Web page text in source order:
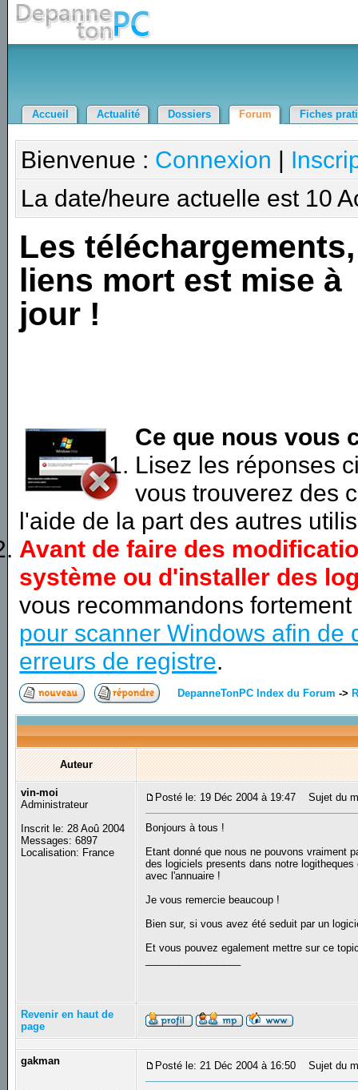
Accueil Actualité Dossiers Forum Fiches
Bienvenue : Connexion |
La date/heure actuelle est 10
Les téléchargements,
liens mort est mise à
jour !
Ce que nous vous
Lisez les réponses
vous trouverez des
l'aide de la part des autres
Avant de faire des
système ou d'installer des
vous recommandons
pour scanner Windows afin de
erreurs de registre.
DepanneTonPC Index du Forum ->
Auteur
vin-moi
Administrateur
Inscrit le: 28 Aoû 2004
Messages: 6897
Localisation: France
Posté le: 19 Déc 2004 à 19:47 Sujet du
Bonjours à tous !
Etant donné que nous ne pouvons vraiment
des logiciels presents dans notre
avec l'annuaire !
Je vous remercie beaucoup !
Bien sur, si vous avez été seduit par un
Et vous pouvez egalement mettre sur ce
Revenir en haut de
page
gakman Posté le: 21 Déc 2004 à 16:50 Sujet du